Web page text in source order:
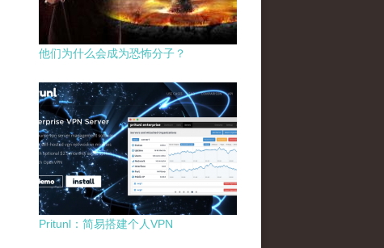
他们为什么会成为恐怖分子？
Pritunl：简易搭建个人VPN